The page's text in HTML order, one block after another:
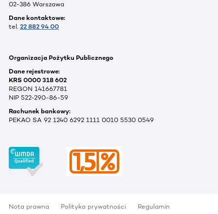
02-386 Warszawa
Dane kontaktowe:
tel. 22 882 94 00
Organizacja Pożytku Publicznego
Dane rejestrowe:
KRS 0000 318 602
REGON 141667781
NIP 522-290-86-59
Rachunek bankowy:
PEKAO SA 92 1240 6292 1111 0010 5530 0549
Nota prawna Polityka prywatności
Regulamin